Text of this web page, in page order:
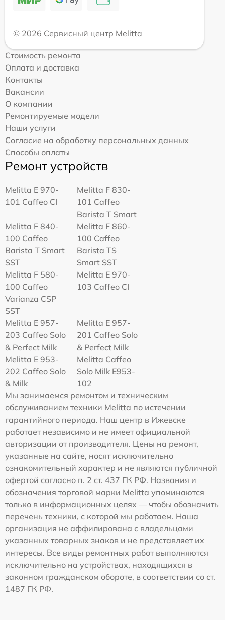
© 2026 Сервисный центр Melitta
Стоимость ремонта
Оплата и доставка
Контакты
Вакансии
О компании
Ремонтируемые модели
Наши услуги
Согласие на обработку персональных данных
Способы оплаты
Ремонт устройств
Melitta Е 970-
101 Caffeo CI
Melitta F 830-
101 Caffeo
Barista T Smart
Melitta F 840-
100 Caffeo
Barista T Smart
SST
Melitta F 860-
100 Caffeo
Barista TS
Smart SST
Melitta F 580-
100 Caffeo
Varianza CSP
SST
Melitta Е 970-
103 Caffeo CI
Melitta E 957-
203 Caffeo Solo
& Perfect Milk
Melitta E 957-
201 Caffeo Solo
& Perfect Milk
Melitta Е 953-
202 Caffeo Solo
& Milk
Melitta Caffeo
Solo Milk E953-
102
Мы занимаемся ремонтом и техническим
обслуживанием техники Melitta по истечении
гарантийного периода. Наш центр в Ижевске
работает независимо и не имеет официальной
авторизации от производителя. Цены на ремонт,
указанные на сайте, носят исключительно
ознакомительный характер и не являются публичной
офертой согласно п. 2 ст. 437 ГК РФ. Названия и
обозначения торговой марки Melitta упоминаются
только в информационных целях — чтобы обозначить
перечень техники, с которой мы работаем. Наша
организация не аффилирована с владельцами
указанных товарных знаков и не представляет их
интересы. Все виды ремонтных работ выполняются
исключительно на устройствах, находящихся в
законном гражданском обороте, в соответствии со ст.
1487 ГК РФ.